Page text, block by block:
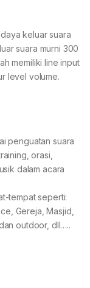
keluar suara
suara murni 300
memiliki line input
level volume.
penguatan suara
orasi,
dalam acara
tempat seperti:
Gereja, Masjid,
outdoor, dll…..